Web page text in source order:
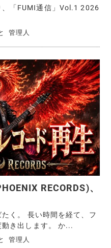
、「FUMI通信」Vol.1 2026
管理人
RECORDS)、
く。 長い時間を経て、フ
き出します。 か...
管理人